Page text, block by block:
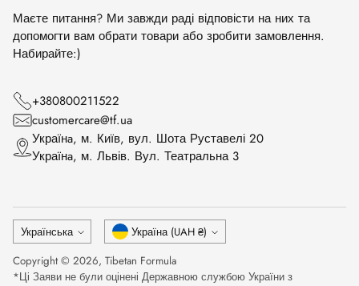
Маєте питання? Ми завжди раді відповісти на них та
допомогти вам обрати товари або зробити замовлення.
Набирайте:)
+380800211522
customercare@tf.ua
Українa, м. Київ, вул. Шота Руставелі 20
Українa, м. Львів. Вул. Театральна 3
Мова
Українська Валюта
Україна (UAH ₴)
Copyright © 2026, Tibetan Formula
*Ці Заяви не були оцінені Державною службою України з